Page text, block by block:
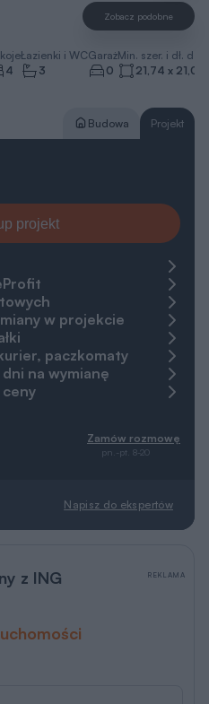
Zobacz podobne
4
Łazienki i WC
3
Garaż
0
Min. szer. i dł.
21,74 x 21,04
Budowa Projekt
projekt
w projekcie
paczkomaty
na wymianę
ceny
Zamów rozmowę
pn.-pt. 8-20
Napisz do ekspertów
z ING REKLAMA